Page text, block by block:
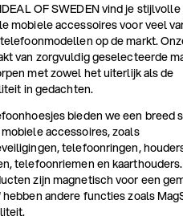
OF SWEDEN vind je stijlvolle
mobiele accessoires voor veel
op de markt.
van zorgvuldig geselecteerde
met zowel het uiterlijk als de
in gedachten.
bieden we een breed
accessoires, zoals
telefoonringen,
telefoonriemen en
zijn magnetisch voor een
andere functies zoals